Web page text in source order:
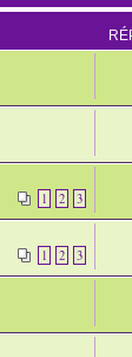
1 2 3
1 2 3